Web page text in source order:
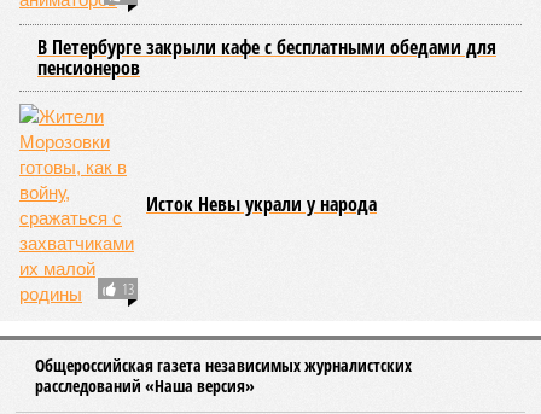
В Петербурге закрыли кафе с бесплатными обедами для
пенсионеров
13
Исток Невы украли у народа
Общероссийская газета независимых журналистских
расследований «Наша версия»